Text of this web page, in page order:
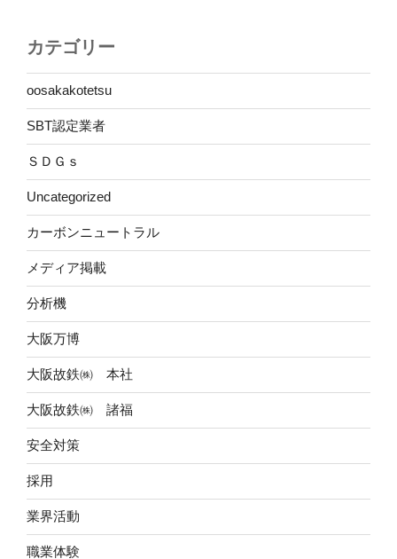
カテゴリー
oosakakotetsu
SBT認定業者
ＳＤＧｓ
Uncategorized
カーボンニュートラル
メディア掲載
分析機
大阪万博
大阪故鉄㈱ 本社
大阪故鉄㈱ 諸福
安全対策
採用
業界活動
職業体験